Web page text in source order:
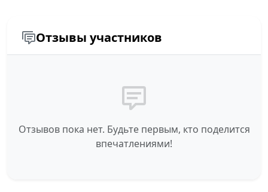
Отзывы участников
Отзывов пока нет. Будьте первым, кто поделится
впечатлениями!